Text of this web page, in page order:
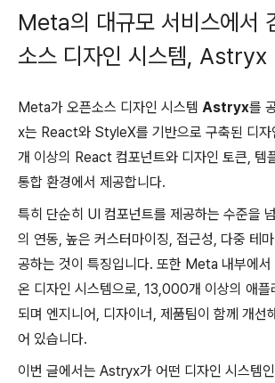
Meta의 대규모 서비스에서
소스 디자인 시스템, Astryx
Meta가 오픈소스 디자인 시스템 Astryx를
x는 React와 StyleX를 기반으로 구축된 디자
개 이상의 React 컴포넌트와 디자인 토큰, 템
통합 환경에서 제공합니다.
특히 단순히 UI 컴포넌트를 제공하는 수준을
의 연동, 높은 커스터마이징, 접근성, 다중 테
공하는 것이 특징입니다. 또한 Meta 내부에
온 디자인 시스템으로, 13,000개 이상의 애플
되며 엔지니어, 디자이너, 제품팀이 함께 개선
어 있습니다.
이번 글에서는 Astryx가 어떤 디자인 시스템